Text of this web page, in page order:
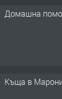
Домашна
Къща в